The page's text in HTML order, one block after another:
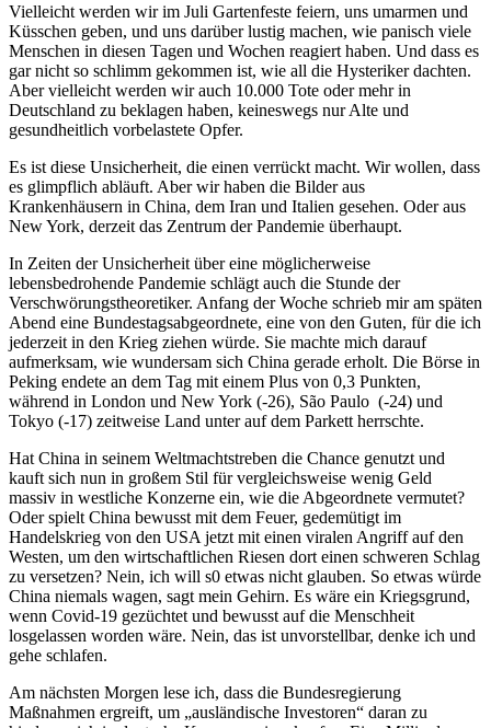
Vielleicht werden wir im Juli Gartenfeste feiern, uns umarmen und
Küsschen geben, und uns darüber lustig machen, wie panisch viele
Menschen in diesen Tagen und Wochen reagiert haben. Und dass es
gar nicht so schlimm gekommen ist, wie all die Hysteriker dachten.
Aber vielleicht werden wir auch 10.000 Tote oder mehr in
Deutschland zu beklagen haben, keineswegs nur Alte und
gesundheitlich vorbelastete Opfer.
Es ist diese Unsicherheit, die einen verrückt macht. Wir wollen, dass
es glimpflich abläuft. Aber wir haben die Bilder aus
Krankenhäusern in China, dem Iran und Italien gesehen. Oder aus
New York, derzeit das Zentrum der Pandemie überhaupt.
In Zeiten der Unsicherheit über eine möglicherweise
lebensbedrohende Pandemie schlägt auch die Stunde der
Verschwörungstheoretiker. Anfang der Woche schrieb mir am späten
Abend eine Bundestagsabgeordnete, eine von den Guten, für die ich
jederzeit in den Krieg ziehen würde. Sie machte mich darauf
aufmerksam, wie wundersam sich China gerade erholt. Die Börse in
Peking endete an dem Tag mit einem Plus von 0,3 Punkten,
während in London und New York (-26), São Paulo (-24) und
Tokyo (-17) zeitweise Land unter auf dem Parkett herrschte.
Hat China in seinem Weltmachtstreben die Chance genutzt und
kauft sich nun in großem Stil für vergleichsweise wenig Geld
massiv in westliche Konzerne ein, wie die Abgeordnete vermutet?
Oder spielt China bewusst mit dem Feuer, gedemütigt im
Handelskrieg von den USA jetzt mit einen viralen Angriff auf den
Westen, um den wirtschaftlichen Riesen dort einen schweren Schlag
zu versetzen? Nein, ich will s0 etwas nicht glauben. So etwas würde
China niemals wagen, sagt mein Gehirn. Es wäre ein Kriegsgrund,
wenn Covid-19 gezüchtet und bewusst auf die Menschheit
losgelassen worden wäre. Nein, das ist unvorstellbar, denke ich und
gehe schlafen.
Am nächsten Morgen lese ich, dass die Bundesregierung
Maßnahmen ergreift, um „ausländische Investoren“ daran zu